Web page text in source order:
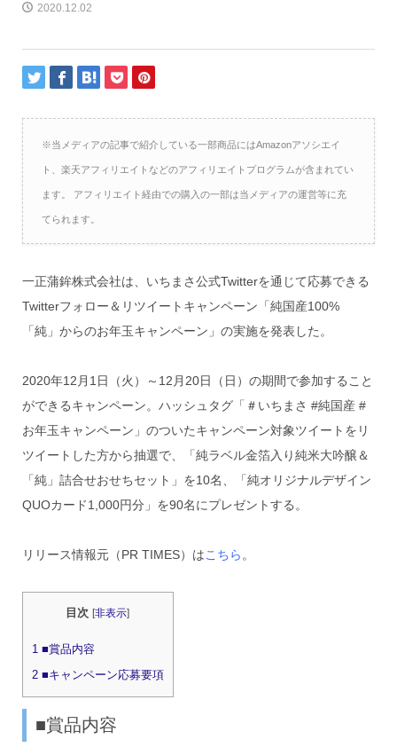
2020.12.02
※当メディアの記事で紹介している一部商品にはAmazonアソシエイ
ト、楽天アフィリエイトなどのアフィリエイトプログラムが含まれてい
ます。 アフィリエイト経由での購入の一部は当メディアの運営等に充
てられます。
一正蒲鉾株式会社は、いちまさ公式Twitterを通じて応募できる
Twitterフォロー＆リツイートキャンペーン「純国産100%
「純」からのお年玉キャンペーン」の実施を発表した。
2020年12月1日（火）～12月20日（日）の期間で参加すること
ができるキャンペーン。ハッシュタグ「＃いちまさ #純国産 #
お年玉キャンペーン」のついたキャンペーン対象ツイートをリ
ツイートした方から抽選で、「純ラベル金箔入り純米大吟醸＆
「純」詰合せおせちセット」を10名、「純オリジナルデザイン
QUOカード1,000円分」を90名にプレゼントする。
リリース情報元（PR TIMES）はこちら 。
目次 [非表示]
1 ■賞品内容
2■キャンペーン応募要項
■賞品内容